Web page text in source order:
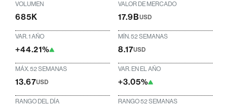
VOLUMEN
685K
VALOR DE MERCADO
17.9BUSD
VAR. 1 AÑO
+44.21%
MÍN. 52 SEMANAS
8.17USD
MÁX. 52 SEMANAS
13.67USD
VAR. EN EL AÑO
+3.05%
RANGO DEL DÍA RANGO 52 SEMANAS